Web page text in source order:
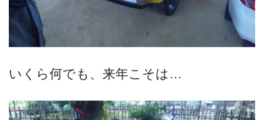
いくら何でも、来年こそは…